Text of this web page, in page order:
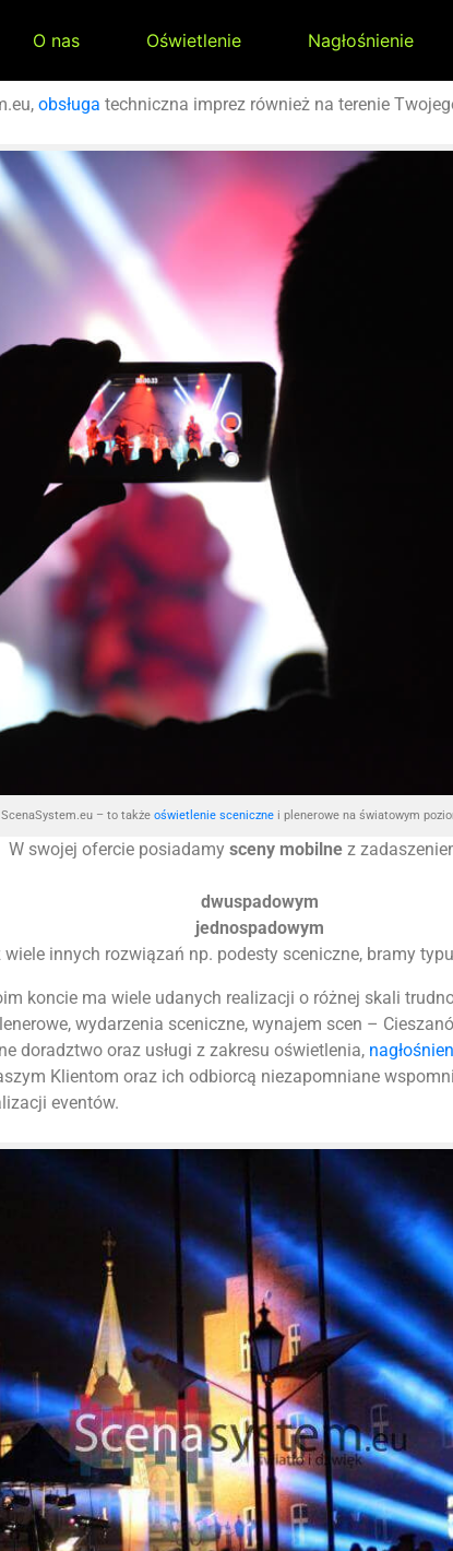
O nas Oświetlenie Nagłośnienie
obsługa techniczna imprez również na terenie
ScenaSystem.eu – to także oświetlenie scenicznei plenerowe na światowym
W swojej ofercie posiadamy sceny mobilne z
dwuspadowym
jednospadowym
wiele innych rozwiązań np. podesty sceniczne, bramy
koncie ma wiele udanych realizacji o różnej skali
wydarzenia sceniczne, wynajem scen –
doradztwo oraz usługi z zakresu oświetlenia,
Klientom oraz ich odbiorcą niezapomniane
eventów.